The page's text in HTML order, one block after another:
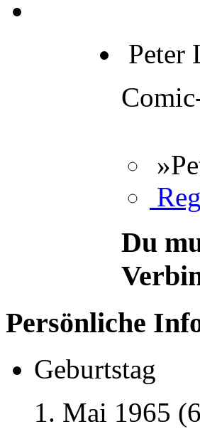
Peter
Du
Persönliche
Geburtstag
1. Mai 1965